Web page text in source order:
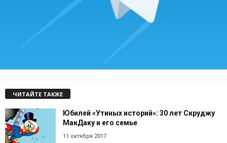
ЧИТАЙТЕ ТАКЖЕ
Юбилей «Утиных историй»: 30 лет Скруджу
МакДаку и его семье
11 октября 2017